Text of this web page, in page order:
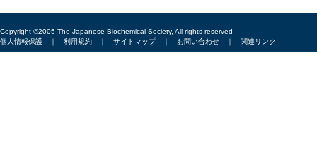
Copyright ©2005 The Japanese Biochemical Society, All rights reserved
個人情報保護 ｜ 利用規約 ｜ サイトマップ｜ お問い合わせ ｜ 関連リンク